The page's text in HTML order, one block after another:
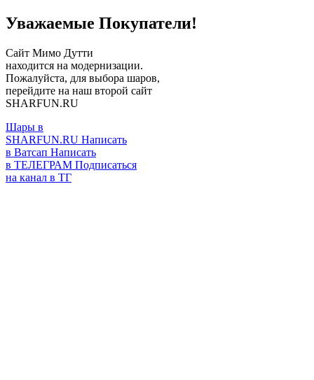
Уважаемые Покупатели!
Сайт Мимо Дутти
находится на модернизации.
Пожалуйста, для выбора шаров,
перейдите на наш второй сайт
SHARFUN.RU
Шары в
SHARFUN.RU Написать
в Ватсап Написать
в ТЕЛЕГРАМ Подписаться
на канал в ТГ